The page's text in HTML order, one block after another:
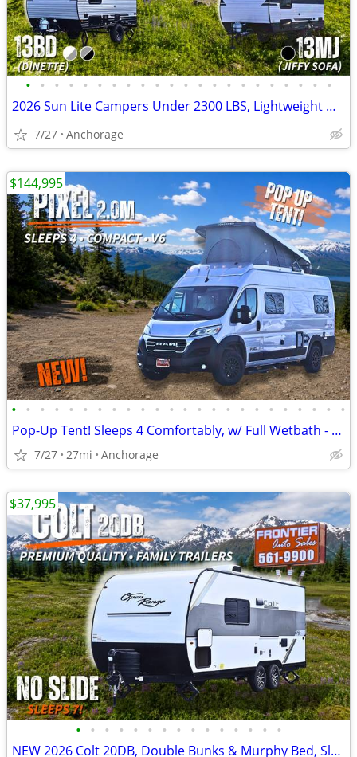
• • • • • • • • • • • • • • • • • • • • • •
2026 Sun Lite Campers Under 2300 LBS, Lightweight W/ Solar ☀️
7/27 Anchorage
• • • • • • • • • • • • • • • • • • • • • • • •
Pop-Up Tent! Sleeps 4 Comfortably, w/ Full Wetbath - 2026 Pixel 2.0M
7/27 27mi Anchorage
$144,995
• • • • • • • • • • • • • • •
NEW 2026 Colt 20DB, Double Bunks & Murphy Bed, Sleeps 7
$37,995